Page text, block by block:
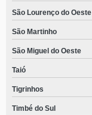
São Lourenço do Oeste
São Martinho
São Miguel do Oeste
Taió
Tigrinhos
Timbé do Sul